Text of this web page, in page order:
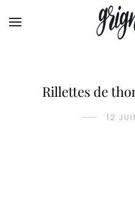
Rillettes de
12